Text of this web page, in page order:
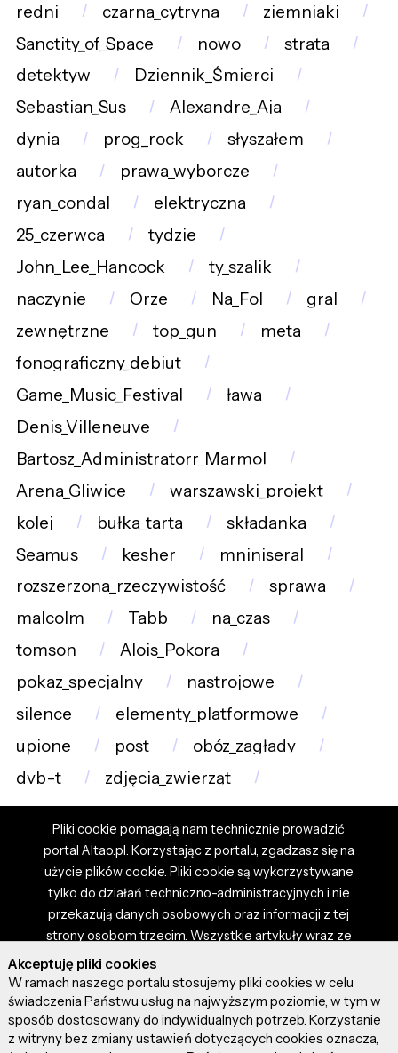
redni
czarna_cytryna
ziemniaki
Sanctity_of_Space
nowo
strata
detektyw
Dziennik_Śmierci
Sebastian_Sus
Alexandre_Aja
dynia
prog_rock
słyszałem
autorka
prawa_wyborcze
ryan_condal
elektryczna
25_czerwca
tydzie
John_Lee_Hancock
ty_szalik
naczynie
Orze Na_Fol
gral
zewnętrzne
top_gun
meta
fonograficzny_debiut
Game_Music_Festival
ława
Denis_Villeneuve
Bartosz_Administratorr_Marmol
Arena_Gliwice
warszawski_projekt
kolej
bułka_tarta
składanka
Seamus
kesher
mniniseral
rozszerzona_rzeczywistość
sprawa
malcolm
Tabb
na_czas
tomson
Alois_Pokora
pokaz_specjalny
nastrojowe
silence
elementy_platformowe
upione
post
obóz_zagłady
dvb-t
zdjęcia_zwierząt
Pliki cookie pomagają nam technicznie prowadzić
portal Altao.pl. Korzystając z portalu, zgadzasz się na
użycie plików cookie. Pliki cookie są wykorzystywane
tylko do działań techniczno-administracyjnych i nie
przekazują danych osobowych oraz informacji z tej
strony osobom trzecim. Wszystkie artykuły wraz ze
zdjęciami i materiałami dostępnymi na portalu są
własnością użytkowników. Administrator i właściciel
portalu nie ponosi odpowiedzialności za tresci
prezentowane przez autorów artykułów. Dodając
artykuł, zgadzasz się z regulaminem portalu oraz
Akceptuję pliki cookies
W ramach naszego portalu stosujemy pliki cookies w celu
świadczenia Państwu usług na najwyższym poziomie, w tym w
sposób dostosowany do indywidualnych potrzeb. Korzystanie
z witryny bez zmiany ustawień dotyczących cookies oznacza,